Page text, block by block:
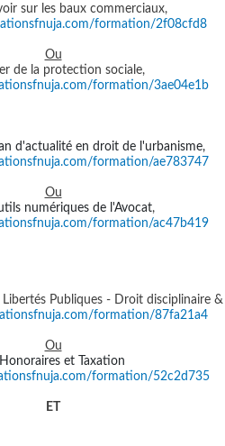
sur les baux commerciaux,
formation/2f08cfd8
Ou
de la protection sociale,
formation/3ae04e1b
d'actualité en droit de l'urbanisme,
formation/ae783747
Ou
numériques de l'Avocat,
formation/ac47b419
Publiques - Droit disciplinaire &
formation/87fa21a4
Ou
Honoraires et Taxation
formation/52c2d735
ET